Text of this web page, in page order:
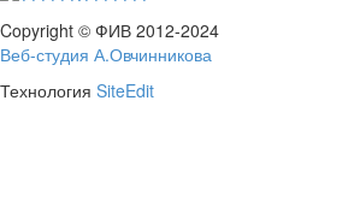
Copyright © ФИВ 2012-2024
Веб-студия А.Овчинникова
Технология SiteEdit